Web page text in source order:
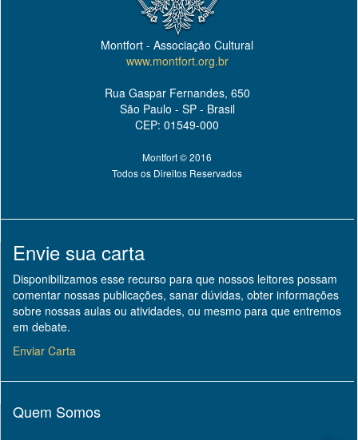
Montfort - Associação Cultural
www.montfort.org.br
Rua Gaspar Fernandes, 650
São Paulo - SP - Brasil
CEP: 01549-000
Montfort © 2016
Todos os Direitos Reservados
Envie sua carta
Disponibilizamos esse recurso para que nossos leitores possam
comentar nossas publicações, sanar dúvidas, obter informações
sobre nossas aulas ou atividades, ou mesmo para que entremos
em debate.
Enviar Carta
Quem Somos